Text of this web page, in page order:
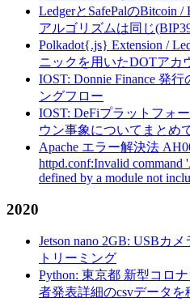
LedgerとSafePalのBitcoin
アルゴリズムは同じ
Polkadot{.js} Extension /
ニックを用いたDOTアカ
IOST: Donnie Finance 発
ングフロー
IOST: DeFiプラットフォ
ウン事象についてまとめ
Apache エラー解決法
httpd.conf:Invalid command
defined by a module not
2020
Jetson nano 2GB: USBカ
トリーミング
Python: 東京都 新型コロ
者発表詳細のcsvデータ